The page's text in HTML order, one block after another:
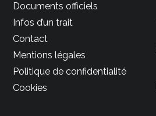
Documents officiels
Infos d’un trait
Contact
Mentions légales
Politique de confidentialité
Cookies